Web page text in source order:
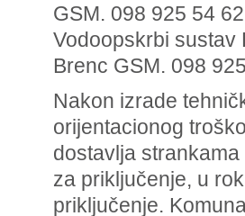
GSM. 098 925 54 62
Vodoopskrbi sustav
Brenc GSM. 098
Nakon izrade
orijentacionog
dostavlja
za priključenje, u
priključenje.